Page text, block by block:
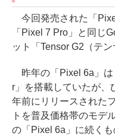
今回発売された「
「Pixel 7 Pro」と同じ
ット「Tensor G2（テ
昨年の「Pixel 6a」は
r」を搭載していたが、
年前にリリースされた
トを普及価格帯のモデ
の「Pixel 6a」に続く